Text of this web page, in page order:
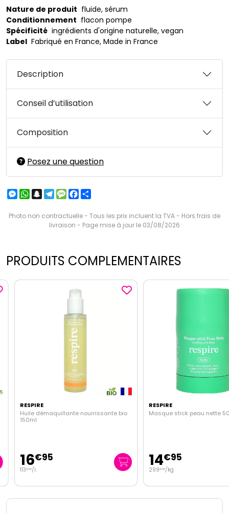
Nature de produit fluide, sérum
Conditionnement flacon pompe
Spécificité ingrédients d'origine naturelle, vegan
Label Fabriqué en France, Made in France
Description
Conseil d’utilisation
Composition
Posez une question
Messenger
WhatsApp
Snapchat
Telegram
MessageFacebook
Photo non contractuelle - Tous les prix incluent la TVA - Hors frais de
livraison - Page mise à jour le 03/08/2026
PRODUITS COMPLEMENTAIRES
RESPIRE
Huile démaquillante nourrissante bio
150ml
16€95
€ 00/l.
RESPIRE
Masque stick peau nette 50g
14€95
299 € 00/kg